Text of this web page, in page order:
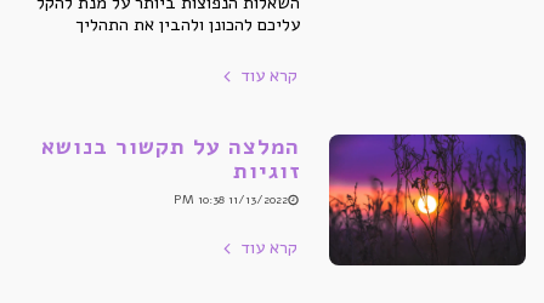
עליכם להכונן ולהבין את התהליך
קרא עוד
המלצה על תקשור בנושא
זוגיות
11/13/2022 10:38 PM
קרא עוד